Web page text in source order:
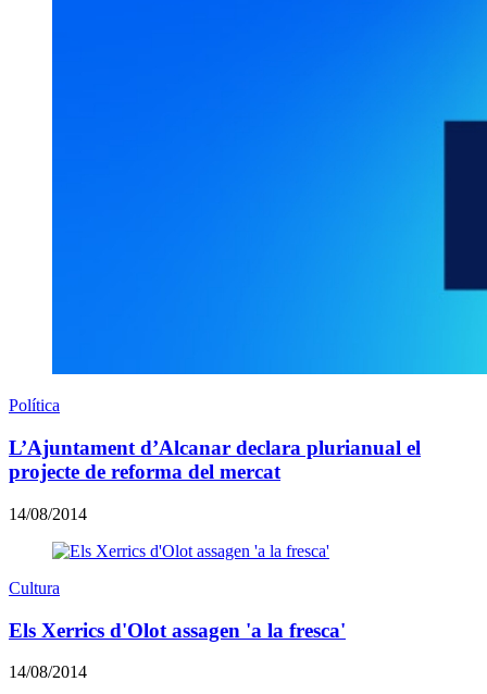
Política
L’Ajuntament d’Alcanar declara plurianual el
projecte de reforma del mercat
14/08/2014
Cultura
Els Xerrics d'Olot assagen 'a la fresca'
14/08/2014